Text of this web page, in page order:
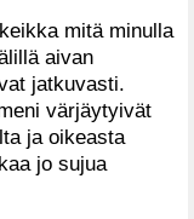
mitä minulla
aivan
jatkuvasti.
värjäytyivät
ja oikeasta
jo sujua